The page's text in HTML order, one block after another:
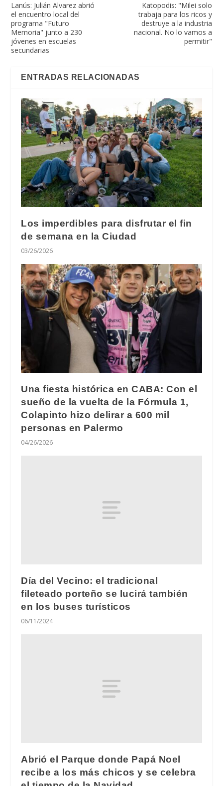
Lanús: Julián Alvarez abrió
el encuentro local del
programa "Futuro
Memoria" junto a 230
jóvenes en escuelas
secundarias
Katopodis: "Milei solo
trabaja para los ricos y
destruye a la industria
nacional. No lo vamos a
permitir"
ENTRADAS RELACIONADAS
Los imperdibles para disfrutar el fin
de semana en la Ciudad
03/26/2026
Una fiesta histórica en CABA: Con el
sueño de la vuelta de la Fórmula 1,
Colapinto hizo delirar a 600 mil
personas en Palermo
04/26/2026
Día del Vecino: el tradicional
fileteado porteño se lucirá también
en los buses turísticos
06/11/2024
Abrió el Parque donde Papá Noel
recibe a los más chicos y se celebra